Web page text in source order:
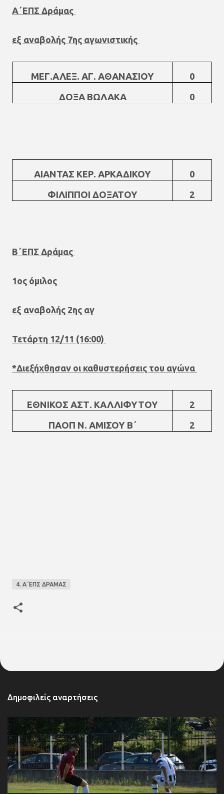
Α΄ΕΠΣ Δράμας
εξ αναβολής 7ης αγωνιστικής
ΜΕΓ.ΑΛΕΞ. ΑΓ. ΑΘΑΝΑΣΙΟΥ
0
ΔΟΞΑ ΒΩΛΑΚΑ
0
ΑΙΑΝΤΑΣ ΚΕΡ. ΑΡΚΑΔΙΚΟΥ
0
ΦΙΛΙΠΠΟΙ ΔΟΞΑΤΟΥ
2
Β΄ΕΠΣ Δράμας
1ος όμιλος
εξ αναβολής 2ης αγ
Τετάρτη 12/11 (16:00)
*Διεξήχθησαν οι καθυστερήσεις του αγώνα
ΕΘΝΙΚΟΣ ΑΣΤ. ΚΑΛΛΙΦΥΤΟΥ
2
ΠΑΟΠ Ν. ΑΜΙΣΟΥ Β΄
2
4. Α΄ΕΠΣ ΔΡΑΜΑΣ
Δημοφιλείς αναρτήσεις